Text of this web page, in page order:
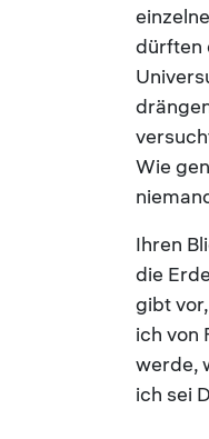
dürften
Wie
Ihren
die
gibt
ich von
werde,
ich sei